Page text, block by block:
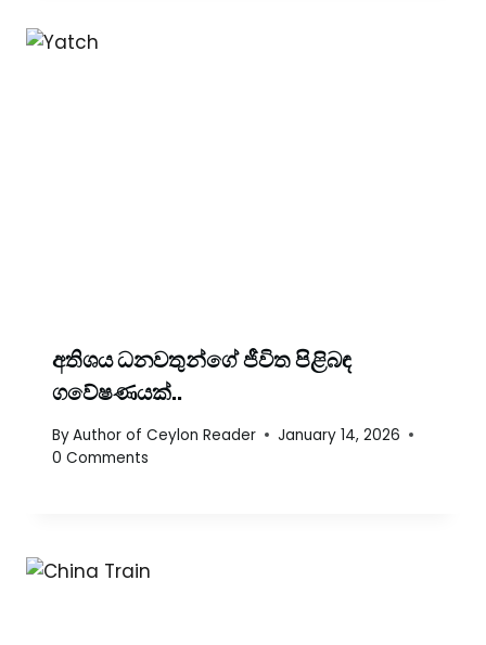
අතිශය ධනවතුන්ගේ ජීවිත පිළිබඳ
ගවේෂණයක්..
ByAuthor of Ceylon Reader
January 14, 2026
0 Comments